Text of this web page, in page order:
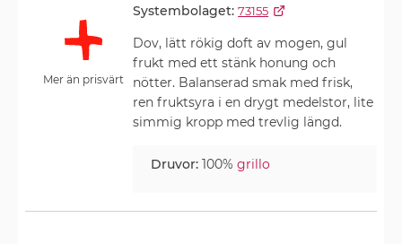
Mer än prisvärt
Systembolaget: 73155
Dov, lätt rökig doft av mogen, gul
frukt med ett stänk honung och
nötter. Balanserad smak med frisk,
ren fruktsyra i en drygt medelstor, lite
simmig kropp med trevlig längd.
Druvor: 100%grillo